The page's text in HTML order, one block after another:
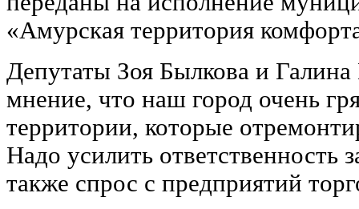
«Амурская территория
Депутаты Зоя Былкова и Галина
мнение, что наш город очень
территории, которые
Надо усилить ответственность
также спрос с предприятий